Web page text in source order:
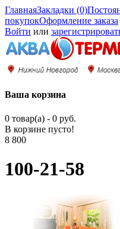
ГлавнаяЗакладки (0)
покупокОформление заказа
Войти или
Ваша корзина
0 товар(а) - 0 руб.
В корзине пусто!
8 800
100-21-58